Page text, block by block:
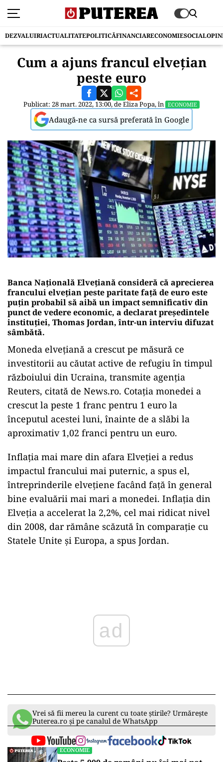
DEZVALUIRIACTUALITATEPOLITICĂFINANCIARECONOMIESOCIAL
Cum a ajuns francul elvețian
peste euro
Publicat: 28 mart. 2022, 13:00, deEliza Popa, în ECONOMIE
Adaugă-ne ca sursă preferată în Google
Banca Națională Elvețiană consideră că aprecierea
francului elvețian peste paritate față de euro este
puțin probabil să aibă un impact semnificativ din
punct de vedere economic, a declarat președintele
instituției, Thomas Jordan, într-un interviu difuzat
sâmbătă.
Moneda elvețiană a crescut pe măsură ce
investitorii au căutat active de refugiu în timpul
războiului din Ucraina, transmite agenția
Reuters, citată de News.ro. Cotația monedei a
crescut la peste 1 franc pentru 1 euro la
începutul acestei luni, înainte de a slăbi la
aproximativ 1,02 franci pentru un euro.
Inflația mai mare din afara Elveției a redus
impactul francului mai puternic, a spus el,
întreprinderile elvețiene facând față în general
bine evaluării mai mari a monedei. Inflația din
Elveția a accelerat la 2,2%, cel mai ridicat nivel
din 2008, dar rămâne scăzută în comparație cu
Statele Unite și Europa, a spus Jordan.
Vrei să fii mereu la curent cu toate știrile? Urmărește
Puterea.ro și pe canalul de WhatsApp
ECONOMIE